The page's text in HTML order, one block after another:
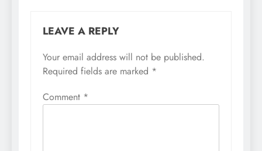
LEAVE A REPLY
Your email address will not be published.
Required fields are marked *
Comment *